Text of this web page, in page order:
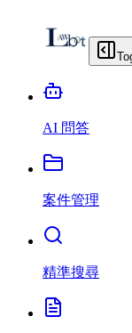
AI 問答
案件管理
精準搜尋